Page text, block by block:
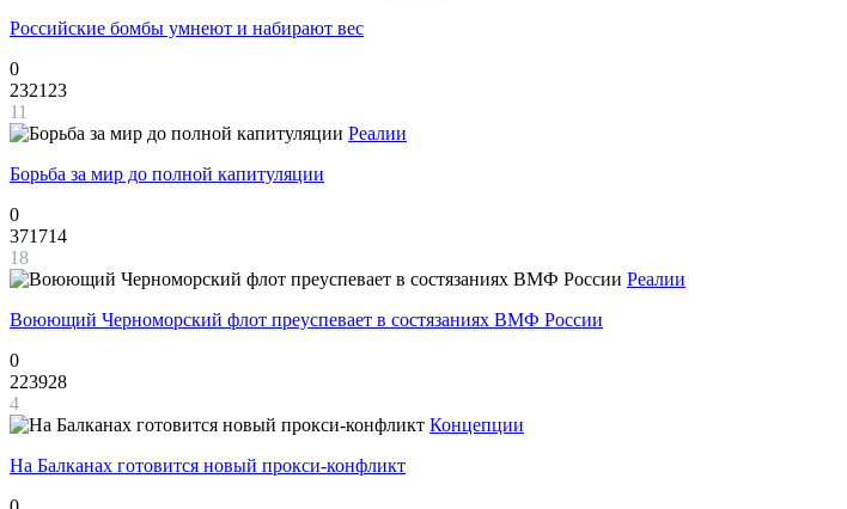
Российские бомбы умнеют и набирают вес
0
232123
11
Реалии
Борьба за мир до полной капитуляции
0
371714
18
Реалии
Воюющий Черноморский флот преуспевает в состязаниях ВМФ России
0
223928
4
Концепции
На Балканах готовится новый прокси-конфликт